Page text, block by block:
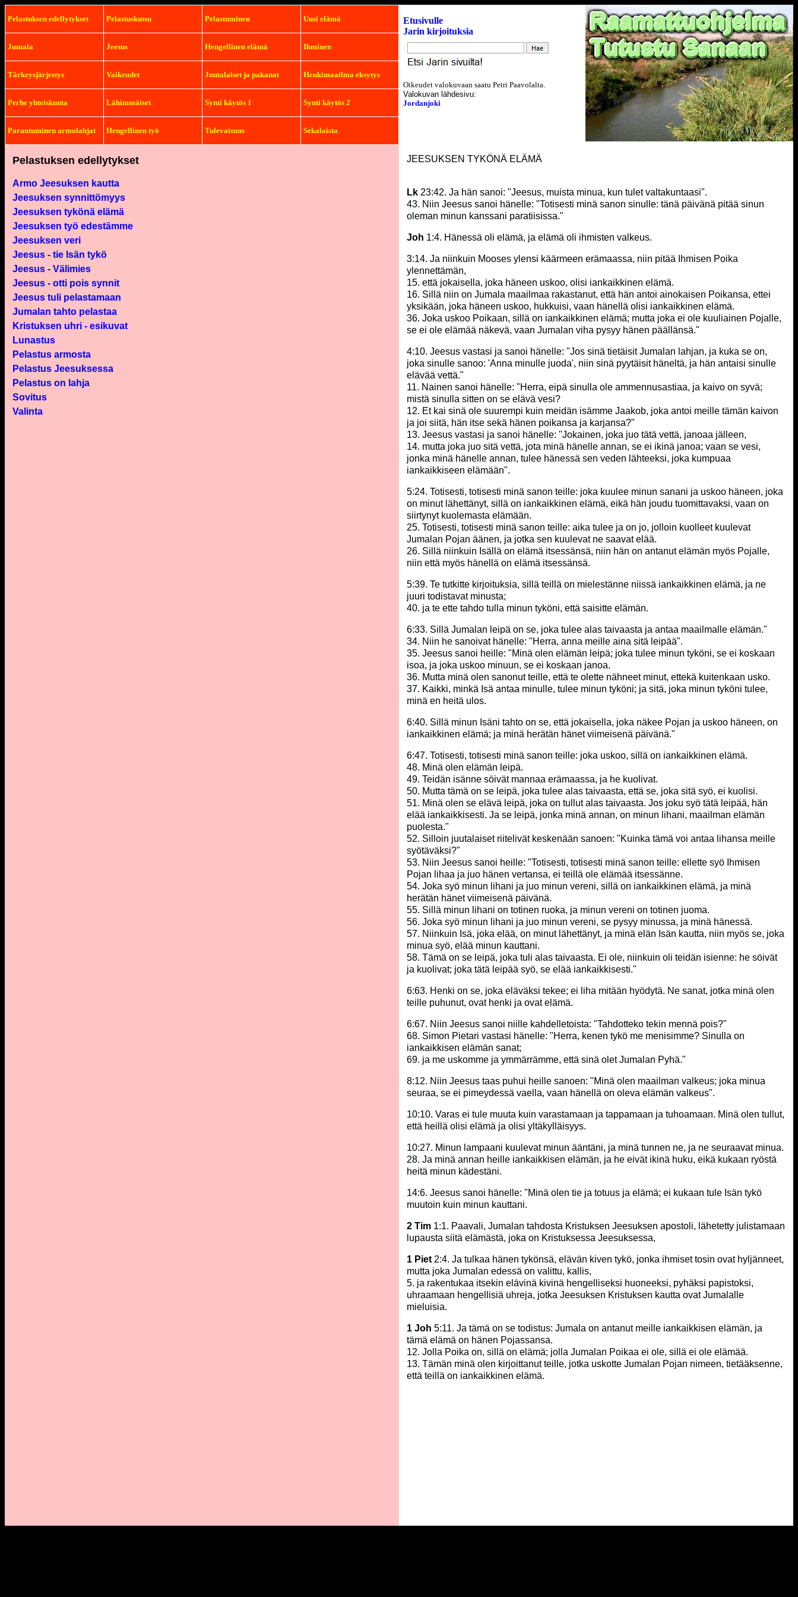
Pelastuksen edellytykset Pelastuskutsu Pelastuminen Uusi elämä
Jumala Jeesus Hengellinen elämä Ihminen
Tärkeysjärjestys Vaikeudet Juutalaiset ja pakanat Henkimaailma eksytys
Perhe yhteiskunta Lähimmäiset Synti käytös 1 Synti käytös 2
Parantuminen armolahjat Hengellinen työ Tulevaisuus Sekalaista
Pelastuksen edellytykset
Armo Jeesuksen kautta
Jeesuksen synnittömyys
Jeesuksen tykönä elämä
Jeesuksen työ edestämme
Jeesuksen veri
Jeesus - tie Isän tykö
Jeesus - Välimies
Jeesus - otti pois synnit
Jeesus tuli pelastamaan
Jumalan tahto pelastaa
Kristuksen uhri - esikuvat
Lunastus
Pelastus armosta
Pelastus Jeesuksessa
Pelastus on lahja
Sovitus
Valinta
Etusivulle
Jarin kirjoituksia
Oikeudet valokuvaan saatu Petri Paavolalta.
Valokuvan lähdesivu:
Jordanjoki
JEESUKSEN TYKÖNÄ ELÄMÄ
Lk 23:42. Ja hän sanoi: "Jeesus, muista minua, kun tulet valtakuntaasi".
43. Niin Jeesus sanoi hänelle: "Totisesti minä sanon sinulle: tänä päivänä pitää sinun
oleman minun kanssani paratiisissa."
Joh 1:4. Hänessä oli elämä, ja elämä oli ihmisten valkeus.
3:14. Ja niinkuin Mooses ylensi käärmeen erämaassa, niin pitää Ihmisen Poika
ylennettämän,
15. että jokaisella, joka häneen uskoo, olisi iankaikkinen elämä.
16. Sillä niin on Jumala maailmaa rakastanut, että hän antoi ainokaisen Poikansa, ettei
yksikään, joka häneen uskoo, hukkuisi, vaan hänellä olisi iankaikkinen elämä.
36. Joka uskoo Poikaan, sillä on iankaikkinen elämä; mutta joka ei ole kuuliainen Pojalle,
se ei ole elämää näkevä, vaan Jumalan viha pysyy hänen päällänsä."
4:10. Jeesus vastasi ja sanoi hänelle: "Jos sinä tietäisit Jumalan lahjan, ja kuka se on,
joka sinulle sanoo: 'Anna minulle juoda', niin sinä pyytäisit häneltä, ja hän antaisi sinulle
elävää vettä."
11. Nainen sanoi hänelle: "Herra, eipä sinulla ole ammennusastiaa, ja kaivo on syvä;
mistä sinulla sitten on se elävä vesi?
12. Et kai sinä ole suurempi kuin meidän isämme Jaakob, joka antoi meille tämän kaivon
ja joi siitä, hän itse sekä hänen poikansa ja karjansa?"
13. Jeesus vastasi ja sanoi hänelle: "Jokainen, joka juo tätä vettä, janoaa jälleen,
14. mutta joka juo sitä vettä, jota minä hänelle annan, se ei ikinä janoa; vaan se vesi,
jonka minä hänelle annan, tulee hänessä sen veden lähteeksi, joka kumpuaa
iankaikkiseen elämään".
5:24. Totisesti, totisesti minä sanon teille: joka kuulee minun sanani ja uskoo häneen, joka
on minut lähettänyt, sillä on iankaikkinen elämä, eikä hän joudu tuomittavaksi, vaan on
siirtynyt kuolemasta elämään.
25. Totisesti, totisesti minä sanon teille: aika tulee ja on jo, jolloin kuolleet kuulevat
Jumalan Pojan äänen, ja jotka sen kuulevat ne saavat elää.
26. Sillä niinkuin Isällä on elämä itsessänsä, niin hän on antanut elämän myös Pojalle,
niin että myös hänellä on elämä itsessänsä.
5:39. Te tutkitte kirjoituksia, sillä teillä on mielestänne niissä iankaikkinen elämä, ja ne
juuri todistavat minusta;
40. ja te ette tahdo tulla minun tyköni, että saisitte elämän.
6:33. Sillä Jumalan leipä on se, joka tulee alas taivaasta ja antaa maailmalle elämän."
34. Niin he sanoivat hänelle: "Herra, anna meille aina sitä leipää".
35. Jeesus sanoi heille: "Minä olen elämän leipä; joka tulee minun tyköni, se ei koskaan
isoa, ja joka uskoo minuun, se ei koskaan janoa.
36. Mutta minä olen sanonut teille, että te olette nähneet minut, ettekä kuitenkaan usko.
37. Kaikki, minkä Isä antaa minulle, tulee minun tyköni; ja sitä, joka minun tyköni tulee,
minä en heitä ulos.
6:40. Sillä minun Isäni tahto on se, että jokaisella, joka näkee Pojan ja uskoo häneen, on
iankaikkinen elämä; ja minä herätän hänet viimeisenä päivänä."
6:47. Totisesti, totisesti minä sanon teille: joka uskoo, sillä on iankaikkinen elämä.
48. Minä olen elämän leipä.
49. Teidän isänne söivät mannaa erämaassa, ja he kuolivat.
50. Mutta tämä on se leipä, joka tulee alas taivaasta, että se, joka sitä syö, ei kuolisi.
51. Minä olen se elävä leipä, joka on tullut alas taivaasta. Jos joku syö tätä leipää, hän
elää iankaikkisesti. Ja se leipä, jonka minä annan, on minun lihani, maailman elämän
puolesta."
52. Silloin juutalaiset riitelivät keskenään sanoen: "Kuinka tämä voi antaa lihansa meille
syötäväksi?"
53. Niin Jeesus sanoi heille: "Totisesti, totisesti minä sanon teille: ellette syö Ihmisen
Pojan lihaa ja juo hänen vertansa, ei teillä ole elämää itsessänne.
54. Joka syö minun lihani ja juo minun vereni, sillä on iankaikkinen elämä, ja minä
herätän hänet viimeisenä päivänä.
55. Sillä minun lihani on totinen ruoka, ja minun vereni on totinen juoma.
56. Joka syö minun lihani ja juo minun vereni, se pysyy minussa, ja minä hänessä.
57. Niinkuin Isä, joka elää, on minut lähettänyt, ja minä elän Isän kautta, niin myös se, joka
minua syö, elää minun kauttani.
58. Tämä on se leipä, joka tuli alas taivaasta. Ei ole, niinkuin oli teidän isienne: he söivät
ja kuolivat; joka tätä leipää syö, se elää iankaikkisesti."
6:63. Henki on se, joka eläväksi tekee; ei liha mitään hyödytä. Ne sanat, jotka minä olen
teille puhunut, ovat henki ja ovat elämä.
6:67. Niin Jeesus sanoi niille kahdelletoista: "Tahdotteko tekin mennä pois?"
68. Simon Pietari vastasi hänelle: "Herra, kenen tykö me menisimme? Sinulla on
iankaikkisen elämän sanat;
69. ja me uskomme ja ymmärrämme, että sinä olet Jumalan Pyhä."
8:12. Niin Jeesus taas puhui heille sanoen: "Minä olen maailman valkeus; joka minua
seuraa, se ei pimeydessä vaella, vaan hänellä on oleva elämän valkeus".
10:10. Varas ei tule muuta kuin varastamaan ja tappamaan ja tuhoamaan. Minä olen tullut,
että heillä olisi elämä ja olisi yltäkylläisyys.
10:27. Minun lampaani kuulevat minun ääntäni, ja minä tunnen ne, ja ne seuraavat minua.
28. Ja minä annan heille iankaikkisen elämän, ja he eivät ikinä huku, eikä kukaan ryöstä
heitä minun kädestäni.
14:6. Jeesus sanoi hänelle: "Minä olen tie ja totuus ja elämä; ei kukaan tule Isän tykö
muutoin kuin minun kauttani.
2 Tim 1:1. Paavali, Jumalan tahdosta Kristuksen Jeesuksen apostoli, lähetetty julistamaan
lupausta siitä elämästä, joka on Kristuksessa Jeesuksessa,
1 Piet 2:4. Ja tulkaa hänen tykönsä, elävän kiven tykö, jonka ihmiset tosin ovat hyljänneet,
mutta joka Jumalan edessä on valittu, kallis,
5. ja rakentukaa itsekin elävinä kivinä hengelliseksi huoneeksi, pyhäksi papistoksi,
uhraamaan hengellisiä uhreja, jotka Jeesuksen Kristuksen kautta ovat Jumalalle
mieluisia.
1 Joh 5:11. Ja tämä on se todistus: Jumala on antanut meille iankaikkisen elämän, ja
tämä elämä on hänen Pojassansa.
12. Jolla Poika on, sillä on elämä; jolla Jumalan Poikaa ei ole, sillä ei ole elämää.
13. Tämän minä olen kirjoittanut teille, jotka uskotte Jumalan Pojan nimeen, tietääksenne,
että teillä on iankaikkinen elämä.